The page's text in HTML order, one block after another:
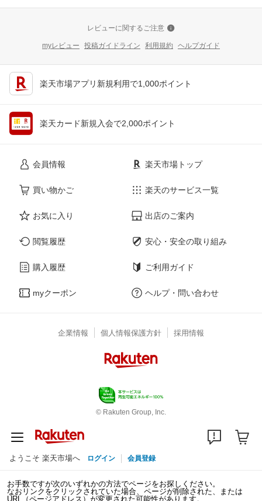
レビューに関するご注意
myレビュー 投稿ガイドライン 利用規約 ヘルプガイド
楽天市場アプリ新規利用で1,000ポイント
楽天カード新規入会で2,000ポイント
会員情報
買い物かご
お気に入り
閲覧履歴
購入履歴
myクーポン
楽天市場トップ
楽天のサービス一覧
出店のご案内
安心・安全の取り組み
ご利用ガイド
ヘルプ・問い合わせ
企業情報 個人情報保護方針 採用情報
© Rakuten Group, Inc.
ようこそ 楽天市場へ ログイン 会員登録
お手数ですが次のいずれかの方法でページをお探しください。
なおリンクをクリックされていた場合、ページが削除された、または
URL（ページアドレス）が変更された可能性があります。